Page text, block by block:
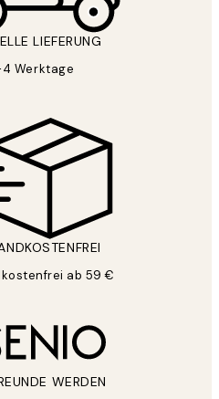
LIEFERUNG
4 Werktage
ab 59 €
WERDEN